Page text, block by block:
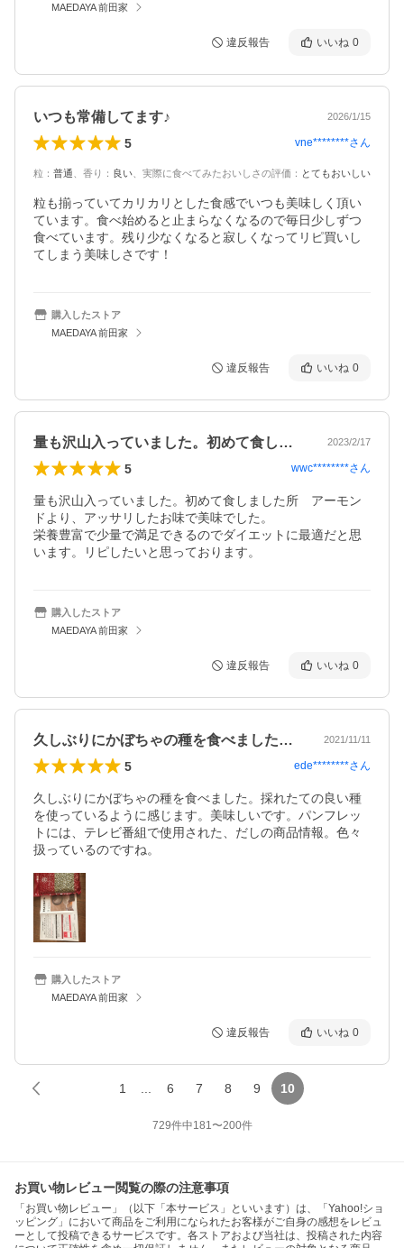
MAEDAYA 前田家
違反報告 いいね 0
いつも常備してます♪ 2026/1/15
5 vne********さん
粒 ： 普通 香り ： 良い 実際に食べてみたおいしさの評価 ： とてもおいしい
粒も揃っていてカリカリとした食感でいつも美味しく頂い
ています。食べ始めると止まらなくなるので毎日少しずつ
食べています。残り少なくなると寂しくなってリピ買いし
てしまう美味しさです！
購入したストア
MAEDAYA 前田家
違反報告 いいね 0
量も沢山入っていました。初めて食しまし… 2023/2/17
5 wwc********さん
量も沢山入っていました。初めて食しました所　アーモン
ドより、アッサリしたお味で美味でした。
栄養豊富で少量で満足できるのでダイエットに最適だと思
います。リピしたいと思っております。
購入したストア
MAEDAYA 前田家
違反報告 いいね 0
久しぶりにかぼちゃの種を食べました。採… 2021/11/11
5 ede********さん
久しぶりにかぼちゃの種を食べました。採れたての良い種
を使っているように感じます。美味しいです。パンフレッ
トには、テレビ番組で使用された、だしの商品情報。色々
扱っているのですね。
購入したストア
MAEDAYA 前田家
違反報告 いいね 0
1 6 7 8 9 10
729件中181〜200件
お買い物レビュー閲覧の際の注意事項
「お買い物レビュー」（以下「本サービス」といいます）は、「Yahoo!ショ
ッピング」において商品をご利用になられたお客様がご自身の感想をレビュ
ーとして投稿できるサービスです。各ストアおよび当社は、投稿された内容